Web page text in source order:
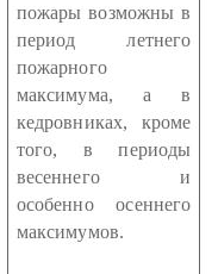
пожары возможны в
период летнего
пожарного
максимума, а в
кедровниках, кроме
того, в периоды
весеннего и
особенно осеннего
максимумов.